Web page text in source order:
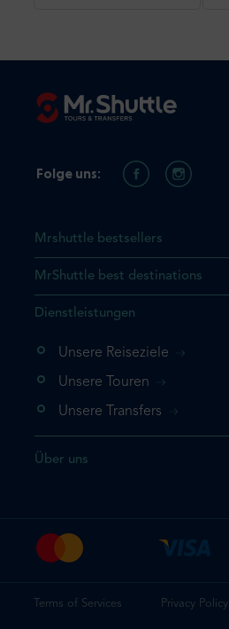
dass sich das Produkt, das
Warenkorb befindet.
einmal hinzufügen
ein weiteres Mal
Mrshuttle bestsellers
MrShuttle best destinations
Dienstleistungen
Unsere Reiseziele
Unsere Touren
Unsere Transfers
Über uns
Folge uns:
Terms of Services Privacy Policy